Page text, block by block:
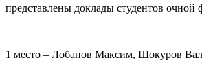
представлены доклады студентов
1 место – Лобанов Максим, Шокуров